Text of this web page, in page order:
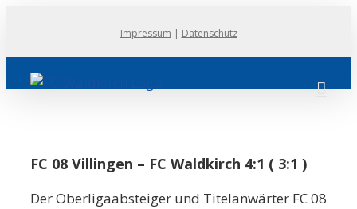
springen
Impressum | Datenschutz
FC 08 Villingen – FC Waldkirch 4:1 ( 3:1 )
Der Oberligaabsteiger und Titelanwärter FC 08